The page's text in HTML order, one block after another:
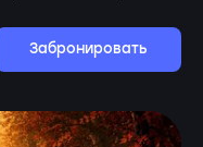
Забронировать